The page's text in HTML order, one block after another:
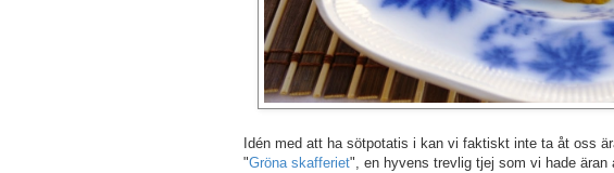
Idén med att ha sötpotatis i kan vi faktiskt inte ta åt oss
"Gröna skafferiet", en hyvens trevlig tjej som vi hade äran